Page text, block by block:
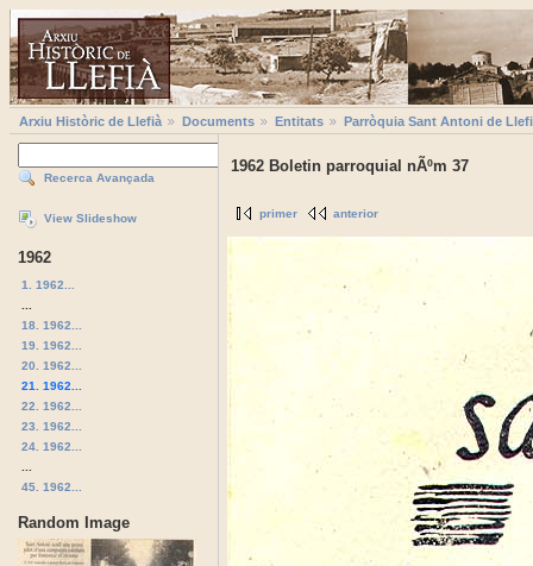
Arxiu Històric de Llefià Documents Entitats Parròquia Sant Antoni de
Recerca Avançada
View Slideshow
1962
1. 1962...
18. 1962...
19. 1962...
20. 1962...
21. 1962...
22. 1962...
23. 1962...
24. 1962...
45. 1962...
Random Image
1962 Boletin parroquial nÃºm 37
primer anterior